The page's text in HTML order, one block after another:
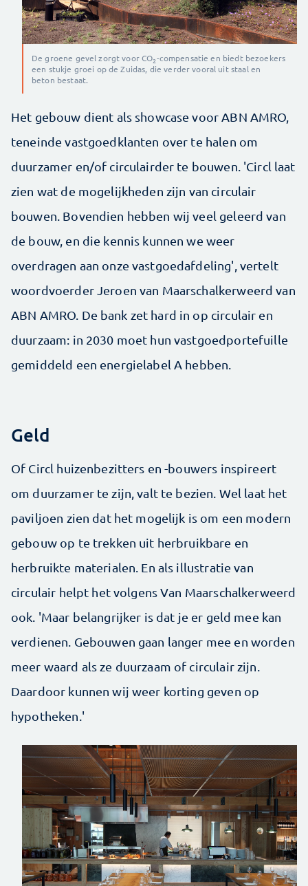
De groene gevel zorgt voor CO2-compensatie en biedt bezoekers
een stukje groei op de Zuidas, die verder vooral uit staal en
beton bestaat.
Het gebouw dient als showcase voor ABN AMRO,
teneinde vastgoedklanten over te halen om
duurzamer en/of circulairder te bouwen. 'Circl laat
zien wat de mogelijkheden zijn van circulair
bouwen. Bovendien hebben wij veel geleerd van
de bouw, en die kennis kunnen we weer
overdragen aan onze vastgoedafdeling', vertelt
woordvoerder Jeroen van Maarschalkerweerd van
ABN AMRO. De bank zet hard in op circulair en
duurzaam: in 2030 moet hun vastgoedportefuille
gemiddeld een energielabel A hebben.
Geld
Of Circl huizenbezitters en -bouwers inspireert
om duurzamer te zijn, valt te bezien. Wel laat het
paviljoen zien dat het mogelijk is om een modern
gebouw op te trekken uit herbruikbare en
herbruikte materialen. En als illustratie van
circulair helpt het volgens Van Maarschalkerweerd
ook. 'Maar belangrijker is dat je er geld mee kan
verdienen. Gebouwen gaan langer mee en worden
meer waard als ze duurzaam of circulair zijn.
Daardoor kunnen wij weer korting geven op
hypotheken.'